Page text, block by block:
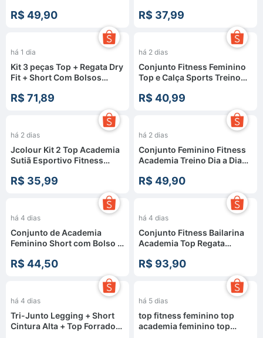
R$ 49,90 R$ 37,99
há 1 dia
Kit 3 peças Top + Regata Dry
Fit + Short Com Bolsos
Academia Cross Fit
R$ 71,89
há 2 dias
Conjunto Fitness Feminino
Top e Calça Sports Treino
R$ 40,99
há 2 dias
Jcolour Kit 2 Top Academia
Sutiã Esportivo Fitness
Regata Adulto Lingerie
R$ 35,99
há 2 dias
Conjunto Feminino Fitness
Academia Treino Dia a Dia
Transparência
R$ 49,90
há 4 dias
Conjunto de Academia
Feminino Short com Bolso +
Cintura Alta
R$ 44,50
há 4 dias
Conjunto Fitness Bailarina
Academia Top Regata
Transparência Feminina
R$ 93,90
há 4 dias
Tri-Junto Legging + Short
Cintura Alta + Top Forrado
há 5 dias
top fitness feminino top
academia feminino top